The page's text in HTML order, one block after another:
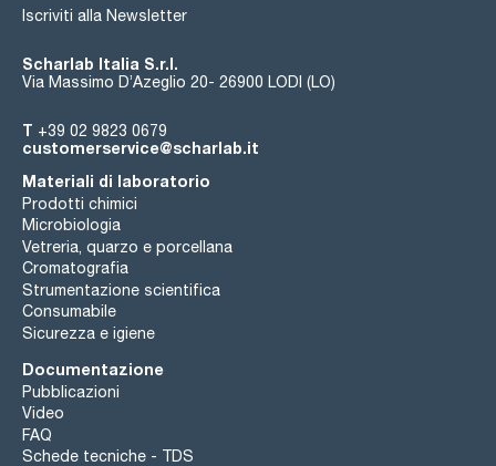
Iscriviti alla Newsletter
Scharlab Italia S.r.l.
Via Massimo D’Azeglio 20- 26900 LODI (LO)
T +39 02 9823 0679
customerservice@scharlab.it
Materiali di laboratorio
Prodotti chimici
Microbiologia
Vetreria, quarzo e porcellana
Cromatografia
Strumentazione scientifica
Consumabile
Sicurezza e igiene
Documentazione
Pubblicazioni
Video
FAQ
Schede tecniche - TDS